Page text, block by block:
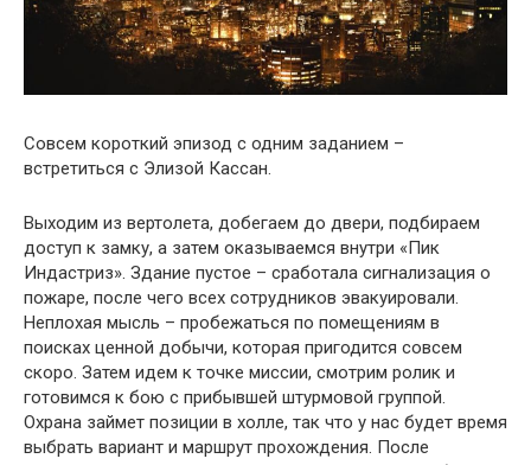
Совсем короткий эпизод с одним заданием –
встретиться с Элизой Кассан.
Выходим из вертолета, добегаем до двери, подбираем
доступ к замку, а затем оказываемся внутри «Пик
Индастриз». Здание пустое – сработала сигнализация о
пожаре, после чего всех сотрудников эвакуировали.
Неплохая мысль – пробежаться по помещениям в
поисках ценной добычи, которая пригодится совсем
скоро. Затем идем к точке миссии, смотрим ролик и
готовимся к бою с прибывшей штурмовой группой.
Охрана займет позиции в холле, так что у нас будет время
выбрать вариант и маршрут прохождения. После